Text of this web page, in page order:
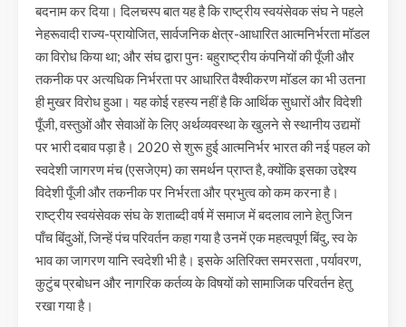
बदनाम कर दिया। दिलचस्प बात यह है कि राष्ट्रीय स्वयंसेवक संघ ने पहले
नेहरूवादी राज्य-प्रायोजित, सार्वजनिक क्षेत्र-आधारित आत्मनिर्भरता मॉडल
का विरोध किया था; और संघ द्वारा पुनः बहुराष्ट्रीय कंपनियों की पूँजी और
तकनीक पर अत्यधिक निर्भरता पर आधारित वैश्वीकरण मॉडल का भी उतना
ही मुखर विरोध हुआ। यह कोई रहस्य नहीं है कि आर्थिक सुधारों और विदेशी
पूँजी, वस्तुओं और सेवाओं के लिए अर्थव्यवस्था के खुलने से स्थानीय उद्यमों
पर भारी दबाव पड़ा है। 2020 से शुरू हुई आत्मनिर्भर भारत की नई पहल को
स्वदेशी जागरण मंच (एसजेएम) का समर्थन प्राप्त है, क्योंकि इसका उद्देश्य
विदेशी पूँजी और तकनीक पर निर्भरता और प्रभुत्व को कम करना है।
राष्ट्रीय स्वयंसेवक संघ के शताब्दी वर्ष में समाज में बदलाव लाने हेतु जिन
पाँच बिंदुओं, जिन्हें पंच परिवर्तन कहा गया है उनमें एक महत्वपूर्ण बिंदु, स्व के
भाव का जागरण यानि स्वदेशी भी है। इसके अतिरिक्त समरसता , पर्यावरण,
कुटुंब प्रबोधन और नागरिक कर्तव्य के विषयों को सामाजिक परिवर्तन हेतु
रखा गया है।